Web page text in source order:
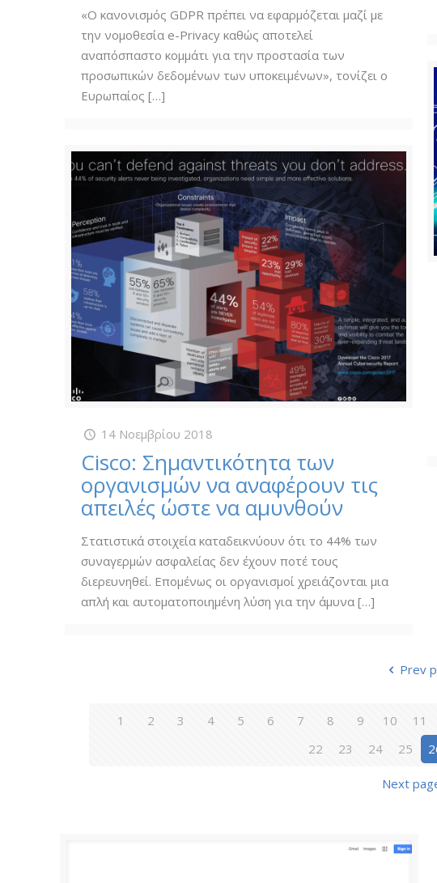
«Ο κανονισμός GDPR πρέπει να εφαρμόζεται μαζί με
την νομοθεσία e-Privacy καθώς αποτελεί
αναπόσπαστο κομμάτι για την προστασία των
προσωπικών δεδομένων των υποκειμένων», τονίζει ο
Ευρωπαίος […]
14 Νοεμβρίου 2018
Cisco: Σημαντικότητα των
οργανισμών να αναφέρουν τις
απειλές ώστε να αμυνθούν
Στατιστικά στοιχεία καταδεικνύουν ότι το 44% των
συναγερμών ασφαλείας δεν έχουν ποτέ τους
διερευνηθεί. Επομένως οι οργανισμοί χρειάζονται μια
απλή και αυτοματοποιημένη λύση για την άμυνα […]
Prev
1 2 3 4 5 6 7 8 9 10 11
22
23 24 25
Next